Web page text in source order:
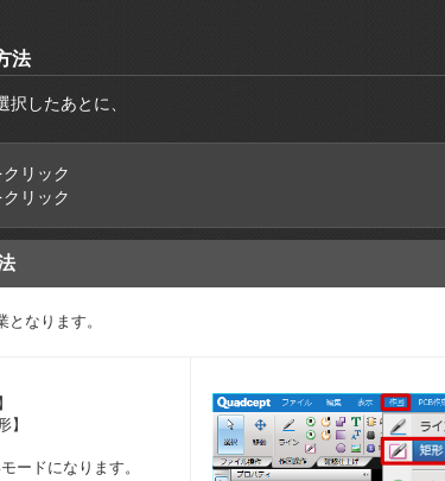
法
択したあとに、
リック
リック
となります。
】
ードになります。